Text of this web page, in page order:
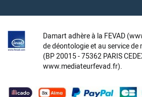
Damart adhère à la FEVAD
de déontologie et au service
(BP 20015 - 75362 PARIS
www.mediateurfevad.fr).